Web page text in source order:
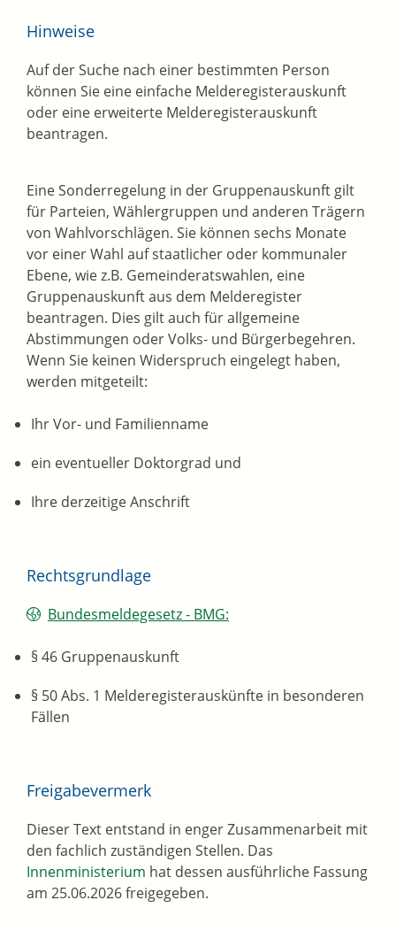
Hinweise
Auf der Suche nach einer bestimmten Person
können Sie eine einfache Melderegisterauskunft
oder eine erweiterte Melderegisterauskunft
beantragen.
Eine Sonderregelung in der Gruppenauskunft gilt
für Parteien, Wählergruppen und anderen Trägern
von Wahlvorschlägen. Sie können sechs Monate
vor einer Wahl auf staatlicher oder kommunaler
Ebene, wie z.B. Gemeinderatswahlen, eine
Gruppenauskunft aus dem Melderegister
beantragen. Dies gilt auch für allgemeine
Abstimmungen oder Volks- und Bürgerbegehren.
Wenn Sie keinen Widerspruch eingelegt haben,
werden mitgeteilt:
Ihr Vor- und Familienname
ein eventueller Doktorgrad und
Ihre derzeitige Anschrift
Rechtsgrundlage
Bundesmeldegesetz - BMG:
§ 46 Gruppenauskunft
§ 50 Abs. 1 Melderegisterauskünfte in besonderen
Fällen
Freigabevermerk
Dieser Text entstand in enger Zusammenarbeit mit
den fachlich zuständigen Stellen. Das
Innenministerium hat dessen ausführliche Fassung
am 25.06.2026 freigegeben.